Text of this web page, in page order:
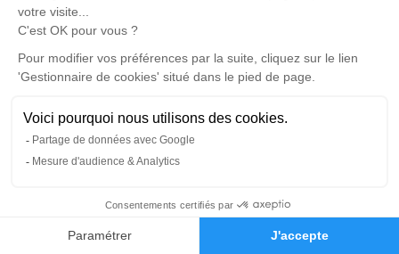
Faire-part Hommages
vendredi 28 avril 2023 à 15h30
Cimetière de Croissy-sur-Seine
6 avenue de Verdun
Je rends hommage